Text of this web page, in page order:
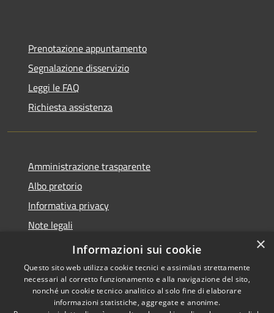
Prenotazione appuntamento
Segnalazione disservizio
Leggi le FAQ
Richiesta assistenza
Amministrazione trasparente
Albo pretorio
Informativa privacy
Note legali
Dichiarazione di accessibilità
Copyright © 2026 • Comune di
×
Informazioni sui cookie
Questo sito web utilizza cookie tecnici e assimilati strettamente
necessari al corretto funzionamento e alla navigazione del sito,
nonché un cookie tecnico analitico al solo fine di elaborare
informazioni statistiche, aggregate e anonime.